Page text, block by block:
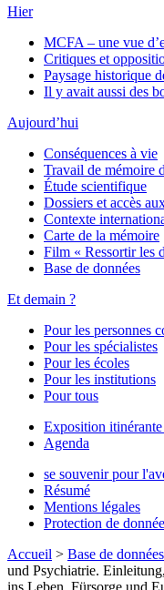
Hier
MCFA – une vue
Critiques et
Paysage historique
Il y avait aussi des
Aujourd’hui
Conséquences à vie
Travail de mémoire
Étude scientifique
Dossiers et accès
Contexte
Carte de la mémoire
Film « Ressortir les
Base de données
Et demain ?
Pour les personnes
Pour les spécialistes
Pour les écoles
Pour les institutions
Pour tous
Exposition
Agenda
se souvenir pour
Résumé
Mentions légales
Protection de
Accueil > Base de données
und Psychiatrie.
ins Leben. Fürsorge und